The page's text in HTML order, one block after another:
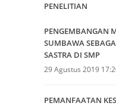
PENELITIAN
PENGEMBANGAN
SUMBAWA
SASTRA DI SMP
29 Agustus 2019
PEMANFAATAN